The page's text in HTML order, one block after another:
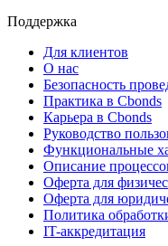
Поддержка
Для клиентов
О нас
Безопасность
Практика в Cbonds
Карьера в Cbonds
Руководство
Функциональные
Описание
Оферта для
Оферта для
Политика
IT-аккредитация